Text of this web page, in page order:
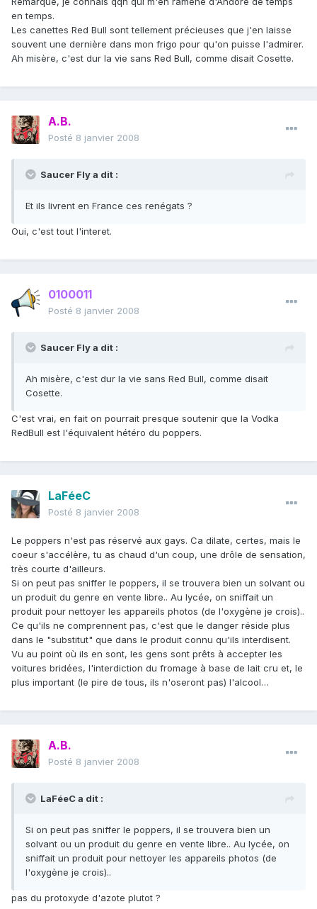
en temps.
Les canettes Red Bull sont tellement précieuses que j'en laisse
souvent une dernière dans mon frigo pour qu'on puisse l'admirer.
Ah misère, c'est dur la vie sans Red Bull, comme disait Cosette.
A.B.
Posté 8 janvier 2008
Saucer Fly a dit :
Et ils livrent en France ces renégats ?
Oui, c'est tout l'interet.
0100011
Posté 8 janvier 2008
Saucer Fly a dit :
Ah misère, c'est dur la vie sans Red Bull, comme disait
Cosette.
C'est vrai, en fait on pourrait presque soutenir que la Vodka
RedBull est l'équivalent hétéro du poppers.
LaFéeC
Posté 8 janvier 2008
Le poppers n'est pas réservé aux gays. Ca dilate, certes, mais le
coeur s'accélère, tu as chaud d'un coup, une drôle de sensation,
très courte d'ailleurs.
Si on peut pas sniffer le poppers, il se trouvera bien un solvant ou
un produit du genre en vente libre.. Au lycée, on sniffait un
produit pour nettoyer les appareils photos (de l'oxygène je crois)..
Ce qu'ils ne comprennent pas, c'est que le danger réside plus
dans le "substitut" que dans le produit connu qu'ils interdisent.
Vu au point où ils en sont, les gens sont prêts à accepter les
voitures bridées, l'interdiction du fromage à base de lait cru et, le
plus important (le pire de tous, ils n'oseront pas) l'alcool…
A.B.
Posté 8 janvier 2008
LaFéeC a dit :
Si on peut pas sniffer le poppers, il se trouvera bien un
solvant ou un produit du genre en vente libre.. Au lycée, on
sniffait un produit pour nettoyer les appareils photos (de
l'oxygène je crois)..
pas du protoxyde d'azote plutot ?